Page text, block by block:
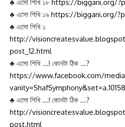
♣ এসো শিখি ১৮https://biggani.org/
♣ এসো শিখি ১৯
♣ এসো শিখি ১
http://
post_12.html
♣ এসো শিখি …! কোনটা ঠিক …?
https://www.facebook.com/
♣ এসো শিখি …! কোনটা ঠিক …?
http://